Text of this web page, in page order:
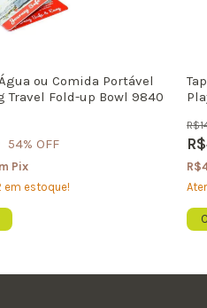
ou Comida Portável
Travel Fold-up Bowl 9840
54% OFF
Pix
em estoque!